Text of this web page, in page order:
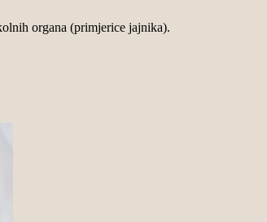
organa (primjerice jajnika).